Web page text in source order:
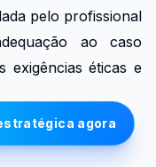
pelo profissional
ao caso
exigências éticas e
agora